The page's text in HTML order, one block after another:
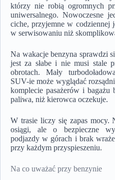
którzy nie robią ogromnych
uniwersalnego. Nowoczesne
ciche, przyjemne w codziennej
w serwisowaniu niż
Na wakacje benzyna sprawdzi
jest za słabe i nie musi stale
obrotach. Mały
SUV-ie może wyglądać
komplecie pasażerów i bagażu
paliwa, niż kierowca oczekuje.
W trasie liczy się zapas mocy.
osiągi, ale o bezpieczne
podjazdy w górach i brak
przy każdym przyspieszeniu.
Na co uważać przy benzynie